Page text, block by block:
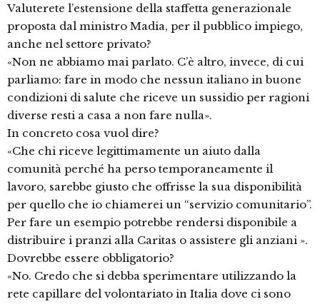
Valuterete l’estensione della staffetta generazionale
proposta dal ministro Madia, per il pubblico impiego,
anche nel settore privato?
«Non ne abbiamo mai parlato. C’è altro, invece, di cui
parliamo: fare in modo che nessun italiano in buone
condizioni di salute che riceve un sussidio per ragioni
diverse resti a casa a non fare nulla».
In concreto cosa vuol dire?
«Che chi riceve legittimamente un aiuto dalla
comunità perché ha perso temporaneamente il
lavoro, sarebbe giusto che offrisse la sua disponibilità
per quello che io chiamerei un “servizio comunitario”.
Per fare un esempio potrebbe rendersi disponibile a
distribuire i pranzi alla Caritas o assistere gli anziani ».
Dovrebbe essere obbligatorio?
«No. Credo che si debba sperimentare utilizzando la
rete capillare del volontariato in Italia dove ci sono